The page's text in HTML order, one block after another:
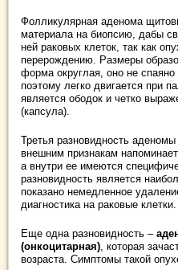
Фолликулярная аденома
материала на биопсию, дабы
ней раковых клеток, так как
перерождению. Размеры
форма округлая, оно не
поэтому легко двигается при
является ободок и четко
(капсула).
Третья разновидность
внешним признакам
а внутри ее имеются
разновидность является
показано немедленное
диагностика на раковые клетки.
Еще одна разновидность –
(онкоцитарная), которая
возраста. Симптомы такой